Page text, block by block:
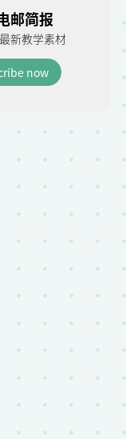
邮简报
新教学素材
now